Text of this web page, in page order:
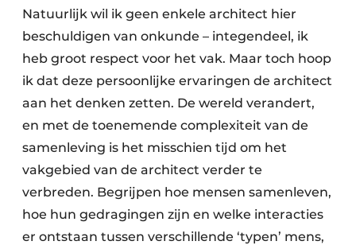
Natuurlijk wil ik geen enkele architect hier
beschuldigen van onkunde – integendeel, ik
heb groot respect voor het vak. Maar toch hoop
ik dat deze persoonlijke ervaringen de architect
aan het denken zetten. De wereld verandert,
en met de toenemende complexiteit van de
samenleving is het misschien tijd om het
vakgebied van de architect verder te
verbreden. Begrijpen hoe mensen samenleven,
hoe hun gedragingen zijn en welke interacties
er ontstaan tussen verschillende ‘typen’ mens,